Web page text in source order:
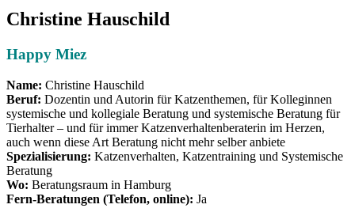
Christine Hauschild
Happy Miez
Name: Christine Hauschild
Beruf: Dozentin und Autorin für Katzenthemen, für Kolleginnen
systemische und kollegiale Beratung und systemische Beratung für
Tierhalter – und für immer Katzenverhaltenberaterin im Herzen,
auch wenn diese Art Beratung nicht mehr selber anbiete
Spezialisierung: Katzenverhalten, Katzentraining und Systemische
Beratung
Wo: Beratungsraum in Hamburg
Fern-Beratungen (Telefon, online): Ja